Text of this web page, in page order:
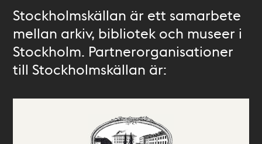
Stockholmskällan är ett samarbete
mellan arkiv, bibliotek och museer i
Stockholm. Partnerorganisationer
till Stockholmskällan är: